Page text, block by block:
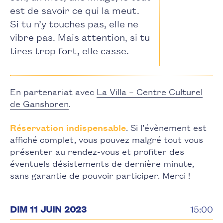
DIM 11 JUIN 2023 15:00
est de savoir ce qui la meut.
Si tu n’y touches pas, elle ne
vibre pas. Mais attention, si tu
tires trop fort, elle casse.
En partenariat avec La Villa – Centre Culturel
de Ganshoren
Réservation indispensable . Si l’évènement est
affiché complet, vous pouvez malgré tout vous
présenter au rendez-vous et profiter des
éventuels désistements de dernière minute,
sans garantie de pouvoir participer. Merci !